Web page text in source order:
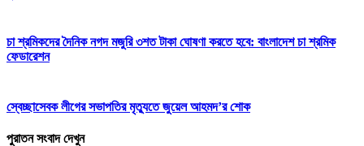
চা শ্রমিকদের দৈনিক নগদ মজুরি ৩শত টাকা ঘোষণা করতে হবে: বাংলাদেশ চা শ্রমিক
ফেডারেশন
স্বেচ্ছাসেবক লীগের সভাপতির মৃত্যুতে জুয়েল আহমদ’র শোক
পুরাতন সংবাদ দেখুন